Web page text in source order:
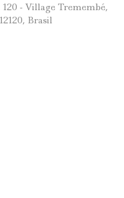
120 - Village Tremembé,
Brasil